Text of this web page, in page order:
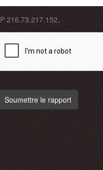
216.73.217.152,
Soumettre le rapport